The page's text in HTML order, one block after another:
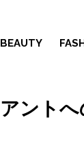
BEAUTY
ントへ